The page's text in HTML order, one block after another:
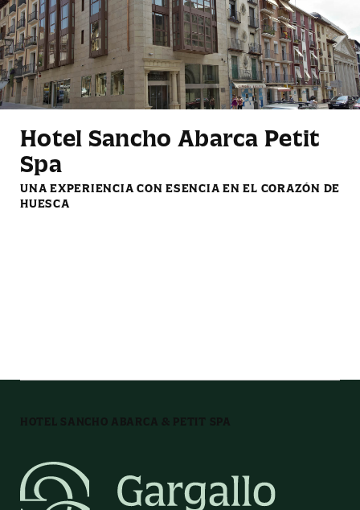
Aire acondicionado o
calefacción según
temporada
Bañera / Ducha
Hotel Sancho Abarca Petit
Spa
UNA EXPERIENCIA CON ESENCIA EN EL CORAZÓN DE
HUESCA
HOTEL SANCHO ABARCA & PETIT SPA